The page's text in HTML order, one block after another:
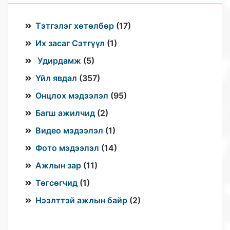
Тэтгэлэг хөтөлбөр (17)
Их засаг Сэтгүүл (1)
Удирдамж (5)
Үйл явдал (357)
Онцлох мэдээлэл (95)
Багш ажилчид (2)
Видео мэдээлэл (1)
Фото мэдээлэл (14)
Ажлын зар (11)
Төгсөгчид (1)
Нээлттэй ажлын байр (2)